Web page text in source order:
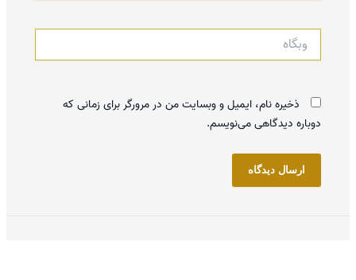
وبگاه
ذخیره نام، ایمیل و وبسایت من در مرورگر برای زمانی که
دوباره دیدگاهی می‌نویسم.